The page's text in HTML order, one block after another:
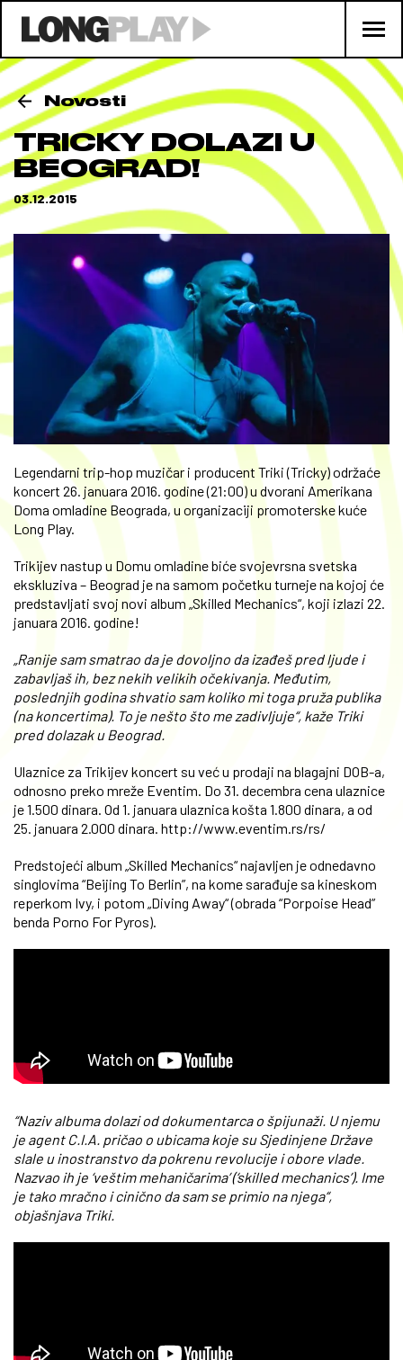
Novosti
TRICKY DOLAZI U
BEOGRAD!
03.12.2015
Legendarni trip-hop muzičar i producent Triki (Tricky) održaće
koncert 26. januara 2016. godine (21:00) u dvorani Amerikana
Doma omladine Beograda, u organizaciji promoterske kuće
Long Play.
Trikijev nastup u Domu omladine biće svojevrsna svetska
ekskluziva – Beograd je na samom početku turneje na kojoj će
predstavljati svoj novi album „Skilled Mechanics“, koji izlazi 22.
januara 2016. godine!
„Ranije sam smatrao da je dovoljno da izađeš pred ljude i
zabavljaš ih, bez nekih velikih očekivanja. Međutim,
poslednjih godina shvatio sam koliko mi toga pruža publika
(na koncertima). To je nešto što me zadivljuje“, kaže Triki
pred dolazak u Beograd.
Ulaznice za Trikijev koncert su već u prodaji na blagajni DOB-a,
odnosno preko mreže Eventim. Do 31. decembra cena ulaznice
je 1.500 dinara. Od 1. januara ulaznica košta 1.800 dinara, a od
25. januara 2.000 dinara. http://www.eventim.rs/rs/
Predstojeći album „Skilled Mechanics“ najavljen je odnedavno
singlovima “Beijing To Berlin”, na kome sarađuje sa kineskom
reperkom Ivy, i potom „Diving Away“ (obrada “Porpoise Head”
benda Porno For Pyros).
“Naziv albuma dolazi od dokumentarca o špijunaži. U njemu
je agent C.I.A. pričao o ubicama koje su Sjedinjene Države
slale u inostranstvo da pokrenu revolucije i obore vlade.
Nazvao ih je ‘veštim mehaničarima’ (‘skilled mechanics’). Ime
je tako mračno i cinično da sam se primio na njega“,
objašnjava Triki.